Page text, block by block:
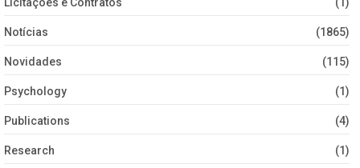
Licitações e Contratos (1)
Notícias (1865)
Novidades (115)
Psychology (1)
Publications (4)
Research (1)